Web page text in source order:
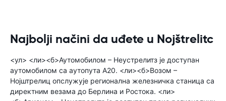
Najbolji načini da uđete u Nojštrelitc
<ул> <ли><б>Аутомобилом – Неустрелитз је доступан
аутомобилом са аутопута А20. <ли><б>Возом –
Нојштрелиц опслужује регионална железничка станица са
директним везама до Берлина и Ростока. <ли>